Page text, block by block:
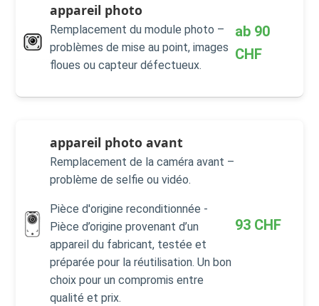
appareil photo
Remplacement du module photo –
problèmes de mise au point, images
floues ou capteur défectueux.
ab 90
CHF
appareil photo avant
Remplacement de la caméra avant –
problème de selfie ou vidéo.
Pièce d'origine reconditionnée -
Pièce d’origine provenant d’un
appareil du fabricant, testée et
préparée pour la réutilisation. Un bon
choix pour un compromis entre
qualité et prix.
93 CHF